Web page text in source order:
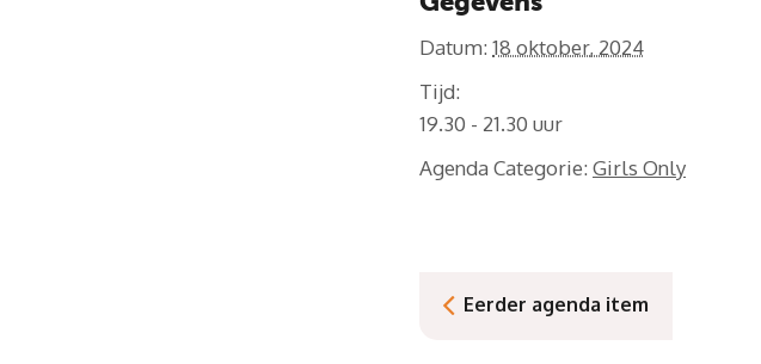
Datum: 18 oktober, 2024
Tijd:
19.30 - 21.30
Agenda Categorie: Girls Only
Eerder agenda item